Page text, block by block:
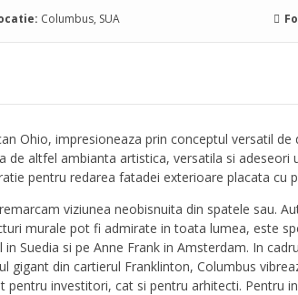
Columbus, SUA
Ohio, impresioneaza prin conceptul versatil
altfel ambianta artistica, versatila si adeseori
pentru redarea fatadei exterioare placata cu
viziunea neobisnuita din spatele sau.
murale pot fi admirate in toata lumea, este
Suedia si pe Anne Frank in Amsterdam. In
gigant din cartierul Franklinton, Columbus
investitori, cat si pentru arhitecti. Pentru